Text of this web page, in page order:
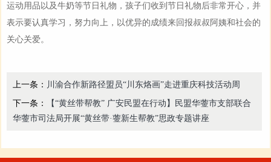
运动用品以及牛奶等节日礼物，孩子们收到节日礼物后非常开心，并
表示要认真学习，努力向上，以优异的成绩来回报叔叔阿姨和社会的
关心关爱。
上一条： 川渝合作新路径盟员“川东烙画”走进重庆科技活动周
下一条：
【“黄丝带帮教” 广安民盟在行动】民盟华蓥市支部联合
华蓥市司法局开展“黄丝带·蓥新生帮教”思政专题讲座